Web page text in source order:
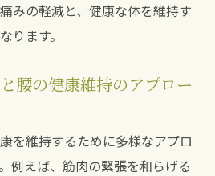
みの軽減と、健康な体を維持す
ります。
腰の健康維持のアプロー
を維持するために多様なアプロ
例えば、筋肉の緊張を和らげる